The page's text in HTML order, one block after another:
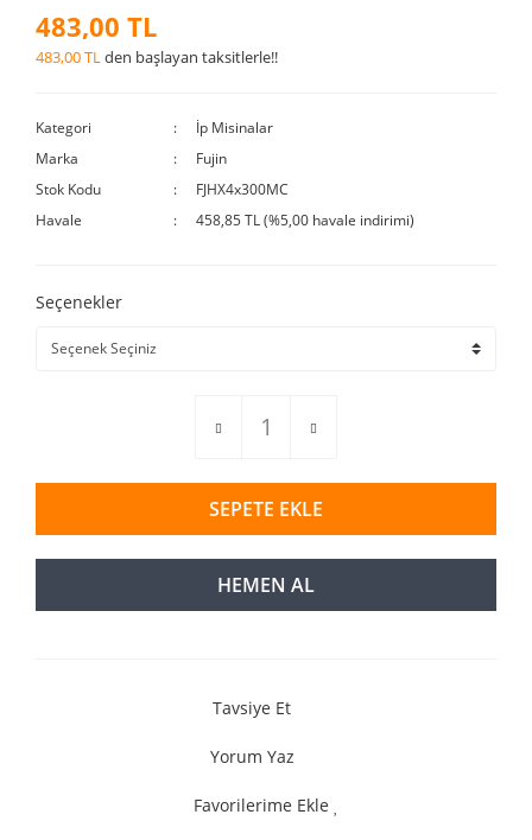
483,00 TL
483,00 TLden başlayan taksitlerle!!
Kategori
İp Misinalar
Marka
Fujin
Stok Kodu
FJHX4x300MC
Havale
458,85 TL (%5,00 havale indirimi)
Seçenekler
SEPETE EKLE
HEMEN AL
Tavsiye Et
Yorum Yaz
Favorilerime Ekle